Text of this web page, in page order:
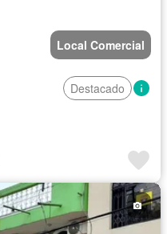
Local Comercial
Destacado